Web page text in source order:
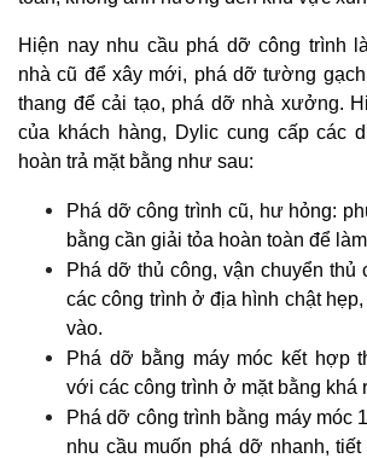
Hiện nay nhu cầu phá dỡ công trình
nhà cũ để xây mới, phá dỡ tường
thang để cải tạo, phá dỡ nhà xưởng.
của khách hàng, Dylic cung cấp các
hoàn trả mặt bằng như sau:
Phá dỡ công trình cũ, hư hỏng:
bằng cần giải tỏa hoàn toàn để
Phá dỡ thủ công, vận chuyển thủ
các công trình ở địa hình chật
vào.
Phá dỡ bằng máy móc kết hợp
với các công trình ở mặt bằng khá
Phá dỡ công trình bằng máy móc
nhu cầu muốn phá dỡ nhanh,